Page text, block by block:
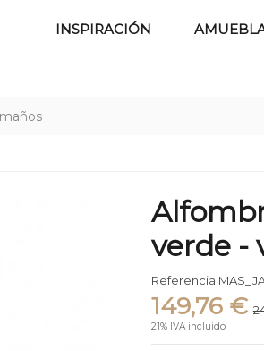
INSPIRACIÓN
verde -
Referencia
149,76 €
21% IVA incluido